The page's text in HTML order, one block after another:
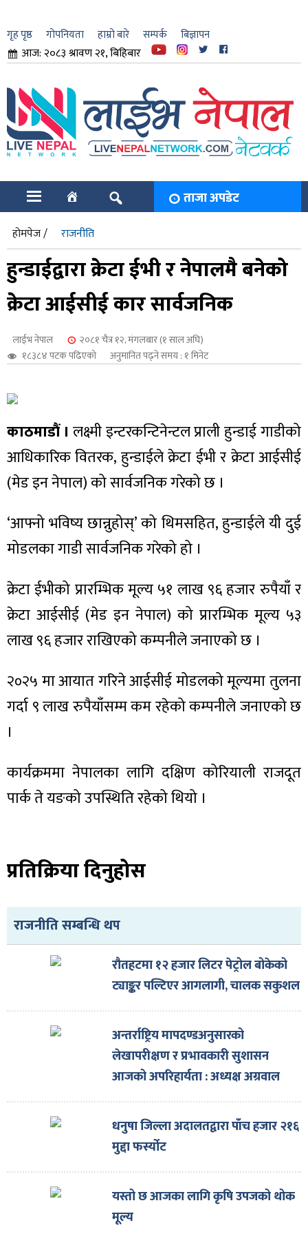
गृह पृष्ठ गोपनियता हाम्रो बारे सम्पर्क बिज्ञापन
आज: २०८३ श्रावण २१, बिहिबार
ताजा अपडेट
होमपेज / राजनीति
हुन्डाईद्वारा क्रेटा ईभी र नेपालमै बनेको
क्रेटा आईसीई कार सार्वजनिक
लाईभ नेपाल
२०८१ चैत्र १२, मंगलबार (१ साल अघि)
१८३८४ पटक पढिएको
अनुमानित पढ्ने समय : १ मिनेट
काठमाडौं । लक्ष्मी इन्टरकन्टिनेन्टल प्राली हुन्डाई गाडीको
आधिकारिक वितरक, हुन्डाईले क्रेटा ईभी र क्रेटा आईसीई
(मेड इन नेपाल) को सार्वजनिक गरेको छ ।
‘आफ्नो भविष्य छान्नुहोस्’ को थिमसहित, हुन्डाईले यी दुई
मोडलका गाडी सार्वजनिक गरेको हो ।
क्रेटा ईभीको प्रारम्भिक मूल्य ५१ लाख ९६ हजार रुपैयाँ र
क्रेटा आईसीई (मेड इन नेपाल) को प्रारम्भिक मूल्य ५३
लाख ९६ हजार राखिएको कम्पनीले जनाएको छ ।
२०२५ मा आयात गरिने आईसीई मोडलको मूल्यमा तुलना
गर्दा ९ लाख रुपैयाँसम्म कम रहेको कम्पनीले जनाएको छ
।
कार्यक्रममा नेपालका लागि दक्षिण कोरियाली राजदूत
पार्क ते यङको उपस्थिति रहेको थियो ।
प्रतिक्रिया दिनुहोस
राजनीति सम्बन्धि थप
रौतहटमा १२ हजार लिटर पेट्रोल बोकेको
ट्याङ्कर पल्टिएर आगलागी, चालक सकुशल
अन्तर्राष्ट्रिय मापदण्डअनुसारको
लेखापरीक्षण र प्रभावकारी सुशासन
आजको अपरिहार्यता : अध्यक्ष अग्रवाल
धनुषा जिल्ला अदालतद्वारा पाँच हजार २१६
मुद्दा फर्स्योट
यस्तो छ आजका लागि कृषि उपजको थोक
मूल्य